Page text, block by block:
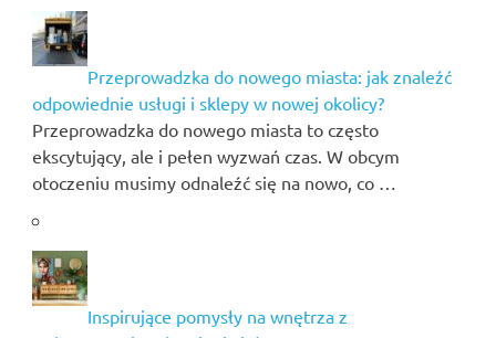
Przeprowadzka do nowego miasta: jak znaleźć
odpowiednie usługi i sklepy w nowej okolicy?
Przeprowadzka do nowego miasta to często
ekscytujący, ale i pełen wyzwań czas. W obcym
otoczeniu musimy odnaleźć się na nowo, co …
Inspirujące pomysły na wnętrza z